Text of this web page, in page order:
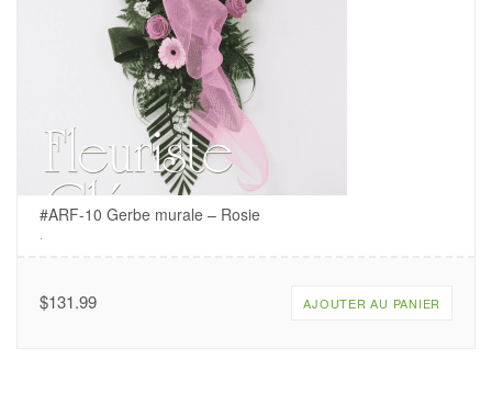
#ARF-10 Gerbe murale – Rosie
$131.99 AJOUTER AU PANIER